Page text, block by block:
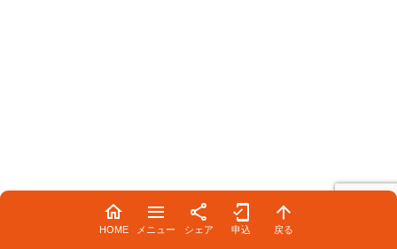
HOME メニュー シェア 申込 戻る